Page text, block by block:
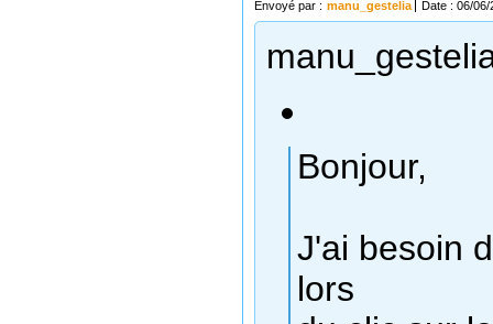
Envoyé par : manu_gestelia Date : 06/06/
Bonjour,
J'ai besoin
lors